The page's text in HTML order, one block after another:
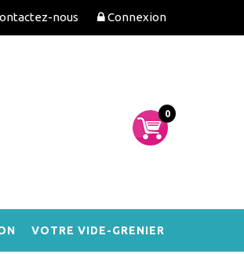
Connexion
nous
0
VOTRE VIDE-GRENIER